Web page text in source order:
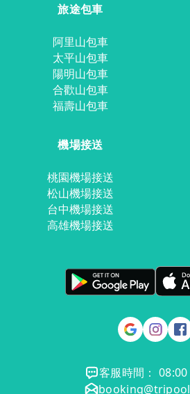
旅途包車
阿里山包車
太平山包車
陽明山包車
合歡山包車
福壽山包車
機場接送
桃園機場接送
松山機場接送
台中機場接送
高雄機場接送
客服時間：